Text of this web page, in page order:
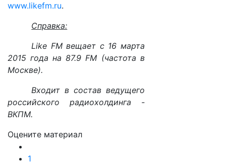
www.likefm.ru.
Справка:
Like FM вещает с 16 марта
2015 года на 87.9 FM (частота в
Москве).
Входит в состав ведущего
российского радиохолдинга -
ВКПМ.
Оцените материал
1